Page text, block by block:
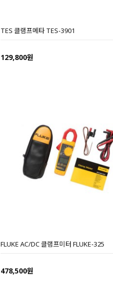
TES 클램프메타 TES-3901
129,800원
FLUKE AC/DC 클램프미터 FLUKE-325
478,500원